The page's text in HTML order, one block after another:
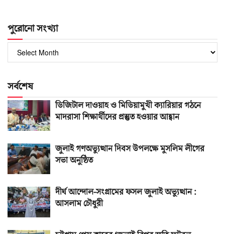
পুরোনো সংখ্যা
পুরোনো
সংখ্যা
সর্বশেষ
ডিজিটাল দাওয়াহ ও মিডিয়ামুখী ক্যারিয়ার গঠনে
মাদরাসা শিক্ষার্থীদের প্রস্তুত হওয়ার আহ্বান
জুলাই গণঅভ্যুত্থান দিবস উপলক্ষে মুসলিম লীগের
সভা অনুষ্ঠিত
দীর্ঘ আন্দোল-সংগ্রামের ফসল জুলাই অভ্যুত্থান :
আসলাম চৌধুরী